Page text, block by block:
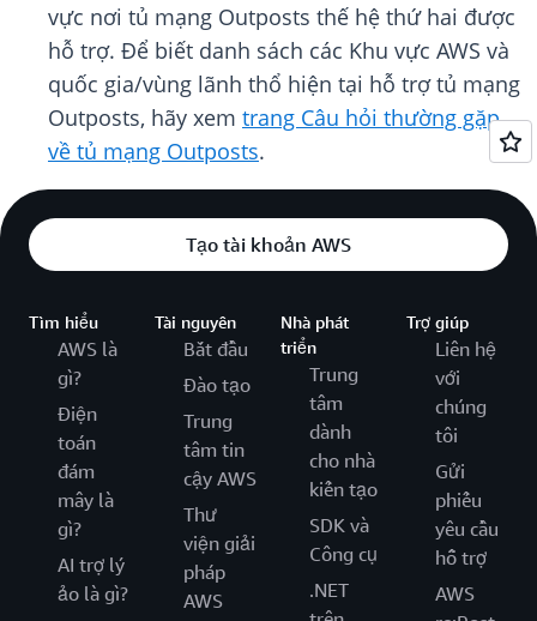
vực nơi tủ mạng Outposts thế hệ thứ hai được
hỗ trợ. Để biết danh sách các Khu vực AWS và
quốc gia/vùng lãnh thổ hiện tại hỗ trợ tủ mạng
Outposts, hãy xem trang Câu hỏi thường gặp
về tủ mạng Outposts.
Tạo tài khoản AWS
Tìm hiểu
AWS là
gì?
Điện
toán
đám
mây là
gì?
AI trợ lý
ảo là gì?
Tài nguyên
Bắt đầu
Đào tạo
Trung
tâm tin
cậy AWS
Thư
viện giải
pháp
AWS
Nhà phát
triển
Trung
tâm
dành
cho nhà
kiến tạo
SDK và
Công cụ
.NET
Trợ giúp
Liên hệ
với
chúng
tôi
Gửi
phiếu
yêu cầu
hỗ trợ
AWS